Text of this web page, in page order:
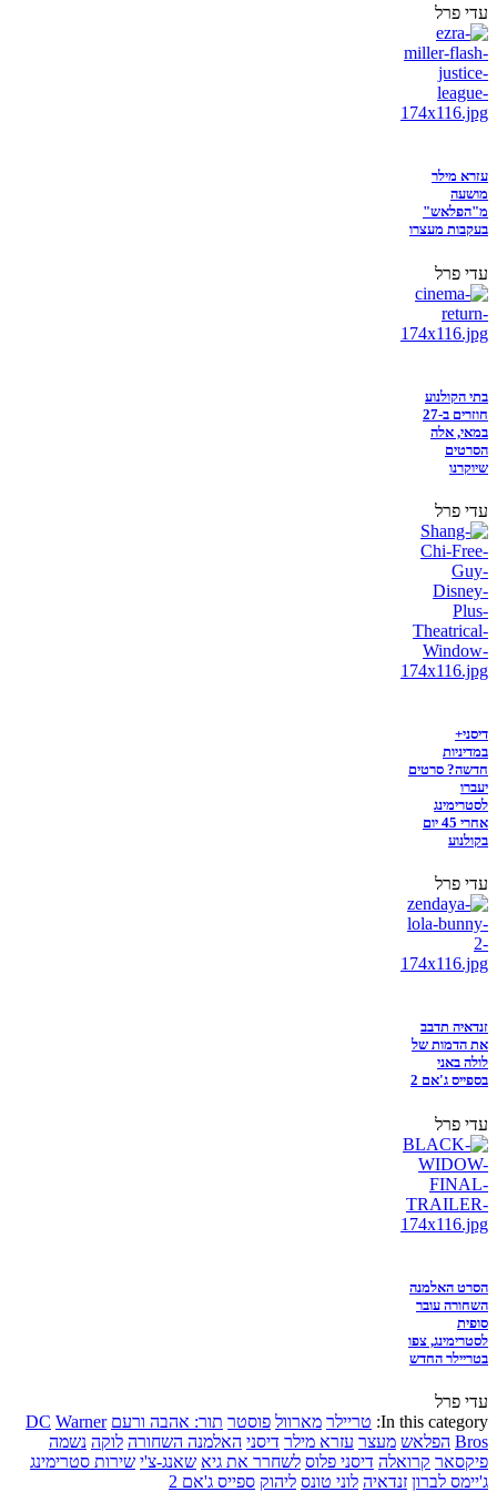
עדי פרל
עזרא מילר
מושעה
מ"הפלאש"
בעקבות מעצרו
עדי פרל
בתי הקולנוע
חוזרים ב-27
במאי, אלה
הסרטים
שיוקרנו
עדי פרל
דיסני+
במדיניות
חדשה? סרטים
יעברו
לסטרימינג
אחרי 45 יום
בקולנוע
עדי פרל
זנדאיה תדבב
את הדמות של
לולה באני
בספייס ג'אם 2
עדי פרל
הסרט האלמנה
השחורה עובר
סופית
לסטרימינג, צפו
בטריילר החדש
עדי פרל
In this category: טריילר מארוול פוסטר תור: אהבה ורעם DC Warner
Bros הפלאש מעצר עזרא מילר דיסני האלמנה השחורה לוקה נשמה
פיקסאר קרואלה דיסני פלוס לשחרר את גיא שאנג-צ'י שירות סטרימינג
ג'יימס לברון זנדאיה לוני טונס ליהוק ספייס ג'אם 2